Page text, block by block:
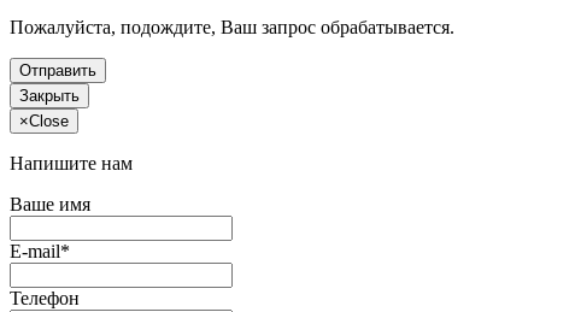
Пожалуйста, подождите, Ваш запрос обрабатывается.
Отправить
Закрыть
×Close
Напишите нам
Ваше имя
E-mail*
Телефон